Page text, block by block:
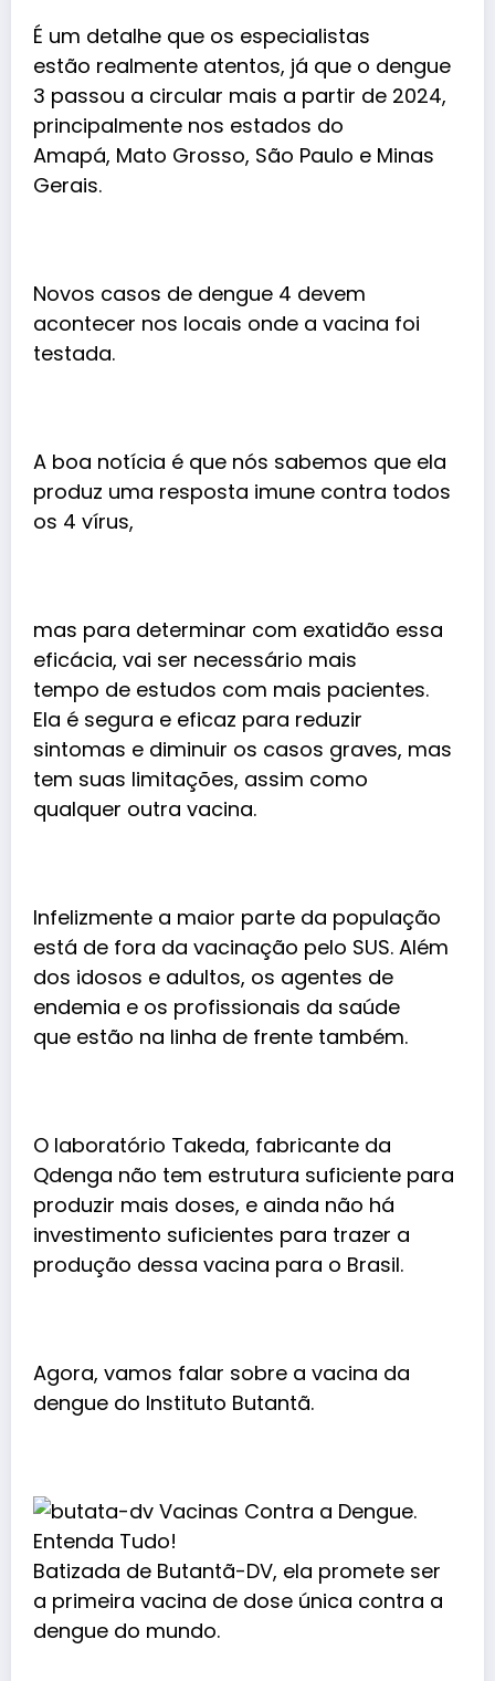
É um detalhe que os especialistas
estão realmente atentos, já que o dengue
3 passou a circular mais a partir de 2024,
principalmente nos estados do
Amapá, Mato Grosso, São Paulo e Minas
Gerais.
Novos casos de dengue 4 devem
acontecer nos locais onde a vacina foi
testada.
A boa notícia é que nós sabemos que ela
produz uma resposta imune contra todos
os 4 vírus,
mas para determinar com exatidão essa
eficácia, vai ser necessário mais
tempo de estudos com mais pacientes.
Ela é segura e eficaz para reduzir
sintomas e diminuir os casos graves, mas
tem suas limitações, assim como
qualquer outra vacina.
Infelizmente a maior parte da população
está de fora da vacinação pelo SUS. Além
dos idosos e adultos, os agentes de
endemia e os profissionais da saúde
que estão na linha de frente também.
O laboratório Takeda, fabricante da
Qdenga não tem estrutura suficiente para
produzir mais doses, e ainda não há
investimento suficientes para trazer a
produção dessa vacina para o Brasil.
Agora, vamos falar sobre a vacina da
dengue do Instituto Butantã.
Batizada de Butantã-DV, ela promete ser
a primeira vacina de dose única contra a
dengue do mundo.